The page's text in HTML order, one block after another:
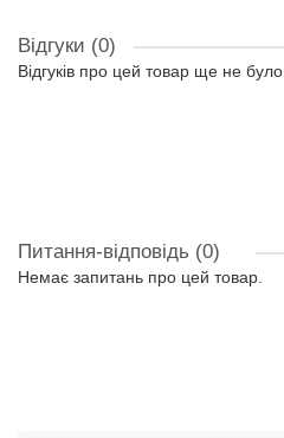
Відгуки (0)
Відгуків про цей товар ще не було.
Питання-відповідь (0)
Немає запитань про цей товар.